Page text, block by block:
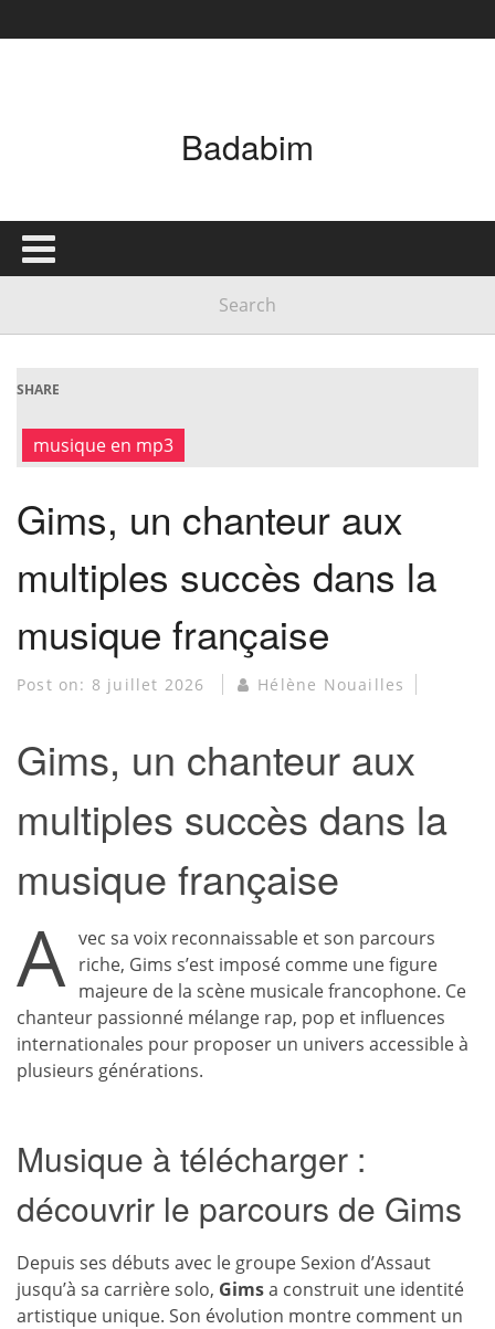
Badabim
SHARE
musique en mp3
Gims, un chanteur aux
multiples succès dans la
musique française
Post on: 8 juillet 2026 Hélène Nouailles
Gims, un chanteur aux
multiples succès dans la
musique française
A vec sa voix reconnaissable et son parcours
riche, Gims s’est imposé comme une figure
majeure de la scène musicale francophone. Ce
chanteur passionné mélange rap, pop et influences
internationales pour proposer un univers accessible à
plusieurs générations.
Musique à télécharger :
découvrir le parcours de Gims
Depuis ses débuts avec le groupe Sexion d’Assaut
jusqu’à sa carrière solo, Gimsa construit une identité
artistique unique. Son évolution montre comment un